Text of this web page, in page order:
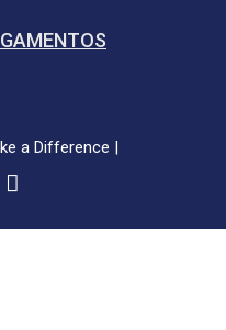
a Difference |